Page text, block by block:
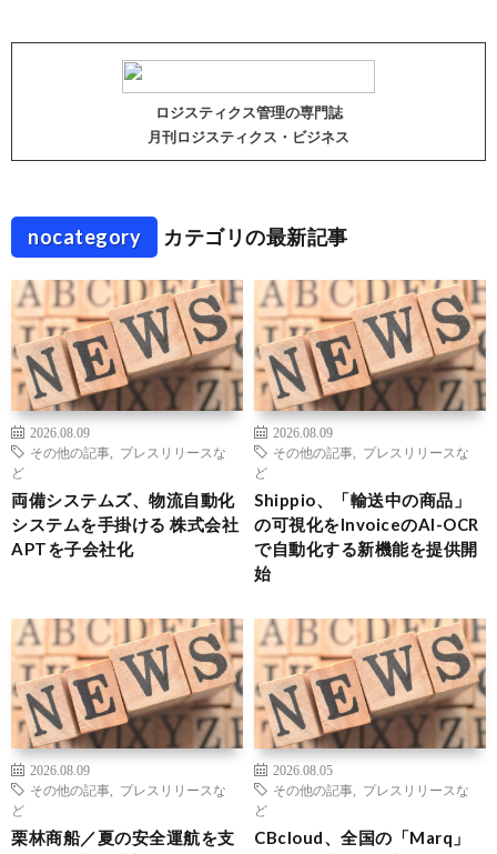
ロジスティクス管理の専門誌
月刊ロジスティクス・ビジネス
nocategory カテゴリの最新記事
2026.08.09
その他の記事
プレスリリースな
ど
両備システムズ、物流自動化
システムを手掛ける 株式会社
APTを子会社化
2026.08.09
その他の記事
プレスリリースな
ど
Shippio、「輸送中の商品」
の可視化をInvoiceのAI-OCR
で自動化する新機能を提供開
始
2026.08.09
その他の記事
プレスリリースな
ど
栗林商船／夏の安全運航を支
2026.08.05
その他の記事
プレスリリースな
ど
CBcloud、全国の「Marq」